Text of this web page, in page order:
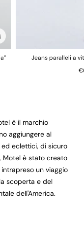
alla borsa
Jeans paralleli a
è il marchio
aggiungere al
eclettici, di sicuro
Motel è stato creato
un viaggio
scoperta e del
dell'America.